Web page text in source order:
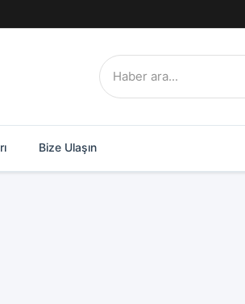
Ara:
Bize Ulaşın